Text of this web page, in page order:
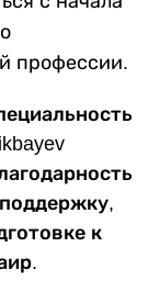
профессии.
к